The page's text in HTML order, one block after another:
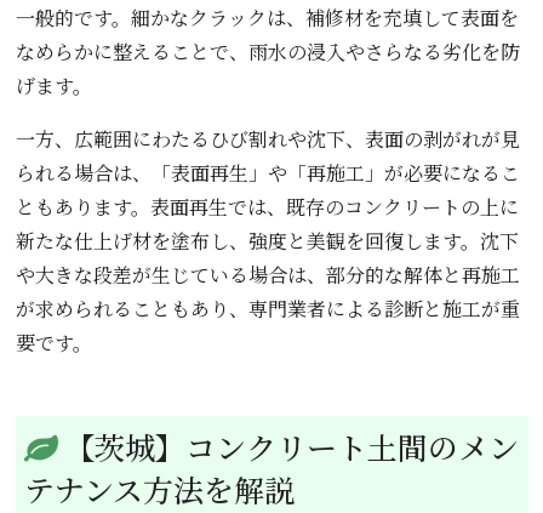
一般的です。細かなクラックは、補修材を充填して表面を
なめらかに整えることで、雨水の浸入やさらなる劣化を防
げます。
一方、広範囲にわたるひび割れや沈下、表面の剥がれが見
られる場合は、「表面再生」や「再施工」が必要になるこ
ともあります。表面再生では、既存のコンクリートの上に
新たな仕上げ材を塗布し、強度と美観を回復します。沈下
や大きな段差が生じている場合は、部分的な解体と再施工
が求められることもあり、専門業者による診断と施工が重
要です。
【茨城】コンクリート土間のメン
テナンス方法を解説